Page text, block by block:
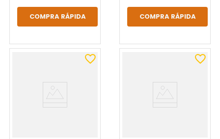
COMPRA RÁPIDA COMPRA RÁPIDA